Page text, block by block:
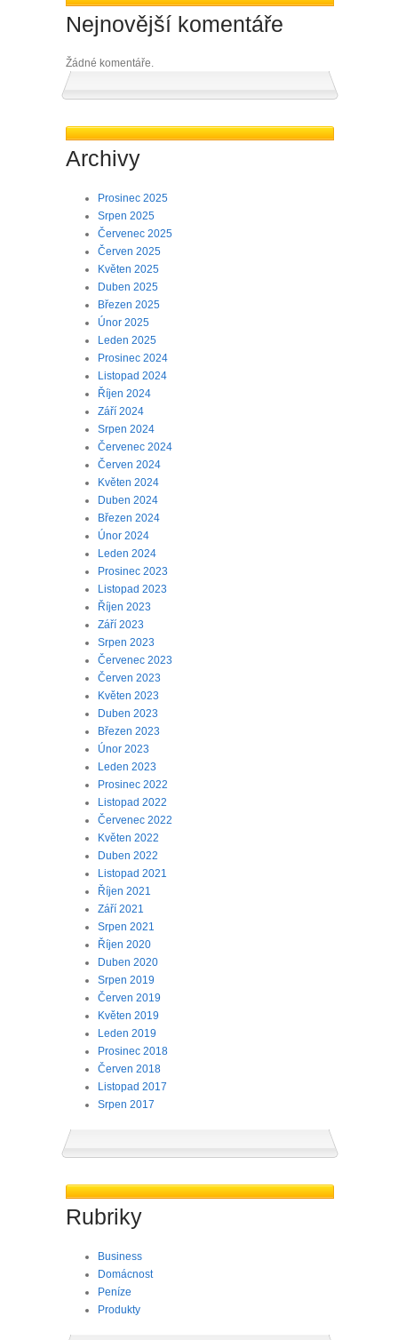
Nejnovější komentáře
Žádné komentáře.
Archivy
Prosinec 2025
Srpen 2025
Červenec 2025
Červen 2025
Květen 2025
Duben 2025
Březen 2025
Únor 2025
Leden 2025
Prosinec 2024
Listopad 2024
Říjen 2024
Září 2024
Srpen 2024
Červenec 2024
Červen 2024
Květen 2024
Duben 2024
Březen 2024
Únor 2024
Leden 2024
Prosinec 2023
Listopad 2023
Říjen 2023
Září 2023
Srpen 2023
Červenec 2023
Červen 2023
Květen 2023
Duben 2023
Březen 2023
Únor 2023
Leden 2023
Prosinec 2022
Listopad 2022
Červenec 2022
Květen 2022
Duben 2022
Listopad 2021
Říjen 2021
Září 2021
Srpen 2021
Říjen 2020
Duben 2020
Srpen 2019
Červen 2019
Květen 2019
Leden 2019
Prosinec 2018
Červen 2018
Listopad 2017
Srpen 2017
Rubriky
Business
Domácnost
Peníze
Produkty